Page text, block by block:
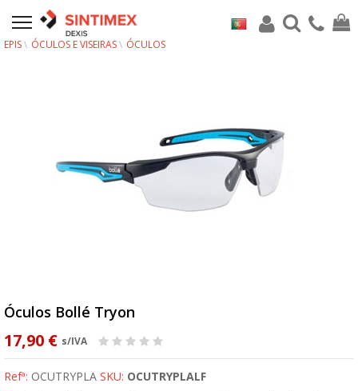
EPIS ÓCULOS E VISEIRAS ÓCULOS
Óculos Bollé Tryon
17,90 € s/IVA
Refª: OCUTRYPLA SKU: OCUTRYPLALF